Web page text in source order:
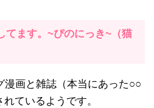
てます。~ぴのにっき~（猫
漫画と雑誌（本当にあった○○
ているようです。